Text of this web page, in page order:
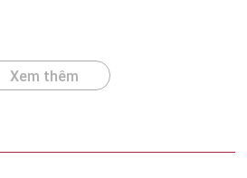
Xem thêm